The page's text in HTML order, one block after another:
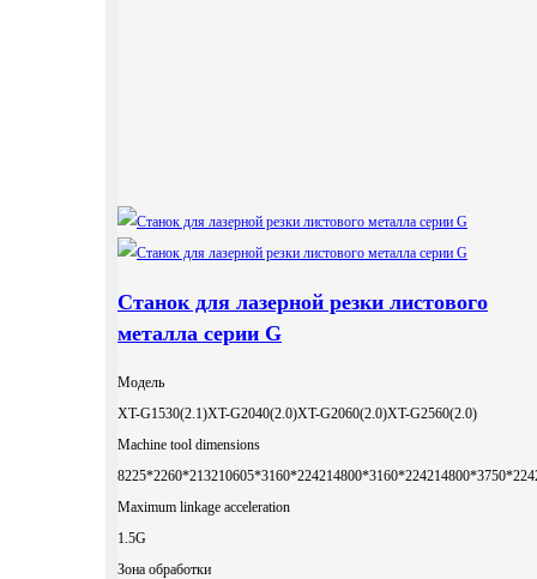
Станок для лазерной резки листового
металла серии G
Модель
XT-G1530(2.1)XT-G2040(2.0)XT-G2060(2.0)XT-G2560(2.0)
Machine tool dimensions
8225*2260*213210605*3160*224214800*3160*2242
Maximum linkage acceleration
1.5G
Зона обработки